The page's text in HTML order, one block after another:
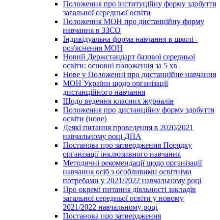
Положення про інституційну форму здобуття
загальної середньої освіти
Положення МОН про дистанційну форму
навчання в ЗЗСО
Індивідуальна форма навчання в школі -
роз'яснення МОН
Новий Держстандарт базової середньої
освіти: основні положення за 5 хв
Нове у Положенні про дистанційне навчання
МОН України щодо організації
дистанційного навчання
Щодо ведення класних журналів
Положення про дистанційну форму здобуття
освіти (нове)
Деякі питання проведення в 2020/2021
навчальному році ДПА
Постанова про затвердження Порядку
організації інклюзивного навчання
Методичні рекомендації щодо організації
навчання осіб з особливими освітніми
потребами у 2021/2022 навчальному році
Про окремі питання діяльності закладів
загальної середньої освіти у новому
2021/2022 навчальному році
Постанова про затвердження